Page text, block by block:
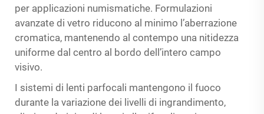
per applicazioni numismatiche. Formulazioni
avanzate di vetro riducono al minimo l’aberrazione
cromatica, mantenendo al contempo una nitidezza
uniforme dal centro al bordo dell’intero campo
visivo.
I sistemi di lenti parfocali mantengono il fuoco
durante la variazione dei livelli di ingrandimento,